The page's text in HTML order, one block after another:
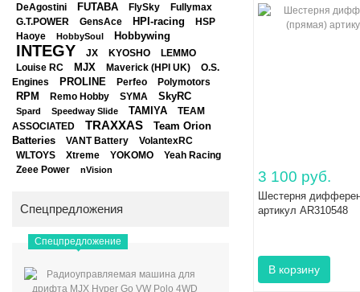
DeAgostini FUTABA FlySky Fullymax
G.T.POWER GensAce HPI-racing
HSP
Haoye
HobbySoul Hobbywing
INTEGY JX KYOSHO
LEMMO
Louise RC
MJX Maverick (HPI UK)
O.S.
Engines
PROLINE Perfeo Polymotors
RPM Remo Hobby SYMA SkyRC
Spard Speedway Slide TAMIYA
TEAM
ASSOCIATED
TRAXXAS
Team Orion
Batteries
VANT Battery VolantexRC
WLTOYS Xtreme YOKOMO Yeah Racing
Zeee Power nVision
Спецпредложения
Спецпредложение
3 100 руб.
Шестерня
артикул AR310548